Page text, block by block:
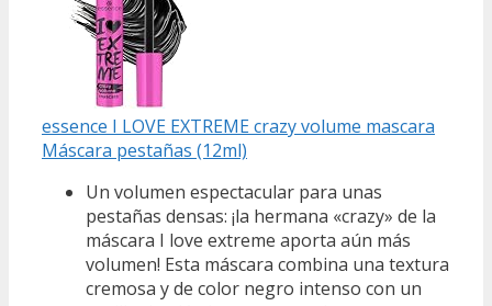
essence I LOVE EXTREME crazy volume mascara
Máscara pestañas (12ml)
Un volumen espectacular para unas
pestañas densas: ¡la hermana «crazy» de la
máscara I love extreme aporta aún más
volumen! Esta máscara combina una textura
cremosa y de color negro intenso con un